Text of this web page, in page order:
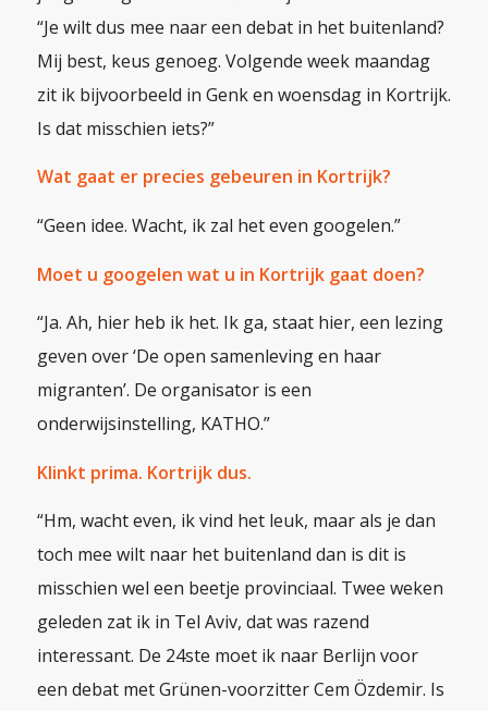
“Je wilt dus mee naar een debat in het buitenland?
Mij best, keus genoeg. Volgende week maandag
zit ik bijvoorbeeld in Genk en woensdag in Kortrijk.
Is dat misschien iets?”
Wat gaat er precies gebeuren in Kortrijk?
“Geen idee. Wacht, ik zal het even googelen.”
Moet u googelen wat u in Kortrijk gaat doen?
“Ja. Ah, hier heb ik het. Ik ga, staat hier, een lezing
geven over ‘De open samenleving en haar
migranten’. De organisator is een
onderwijsinstelling, KATHO.”
Klinkt prima. Kortrijk dus.
“Hm, wacht even, ik vind het leuk, maar als je dan
toch mee wilt naar het buitenland dan is dit is
misschien wel een beetje provinciaal. Twee weken
geleden zat ik in Tel Aviv, dat was razend
interessant. De 24ste moet ik naar Berlijn voor
een debat met Grünen-voorzitter Cem Özdemir. Is